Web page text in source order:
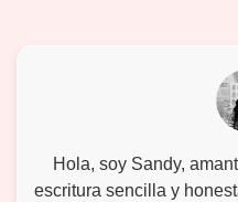
Hola, soy Sandy,
escritura sencilla y